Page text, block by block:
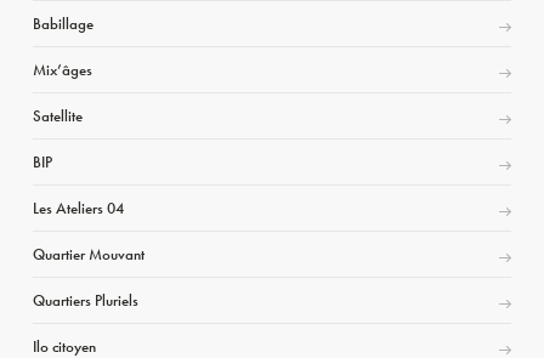
Babillage
Mix’âges
Satellite
BIP
Les Ateliers 04
Quartier Mouvant
Quartiers Pluriels
Ilo citoyen